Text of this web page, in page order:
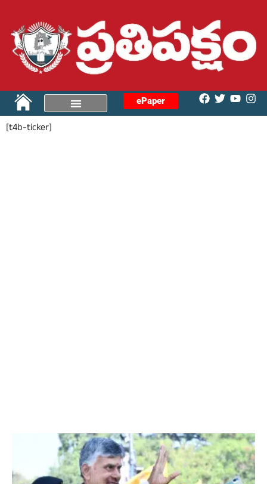
ePaper
[t4b-ticker]